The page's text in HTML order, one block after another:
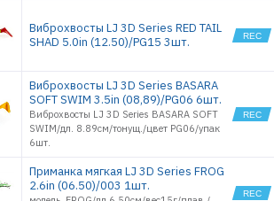
Виброхвосты LJ 3D Series RED TAIL
SHAD 5.0in (12.50)/PG15 3шт.
Виброхвосты LJ 3D Series BASARA
SOFT SWIM 3.5in (08,89)/PG06 6шт.
Виброхвосты LJ 3D Series BASARA SOFT
SWIM/дл. 8.89см/тонущ./цвет PG06/упак
6шт.
Приманка мягкая LJ 3D Series FROG
2.6in (06.50)/003 1шт.